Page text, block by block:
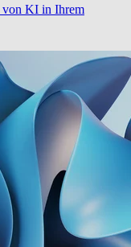
von KI in Ihrem